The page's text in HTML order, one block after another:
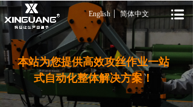
English 简体中文
本站为您提供高效攻丝作业一站
式自动化整体解决方案！